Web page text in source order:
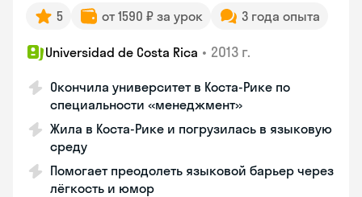
5 от 1590 ₽ за урок 3 года опыта
Universidad de Costa Rica • 2013 г.
Окончила университет в Коста‑Рике по
специальности «менеджмент»
Жила в Коста‑Рике и погрузилась в языковую
среду
Помогает преодолеть языковой барьер через
лёгкость и юмор